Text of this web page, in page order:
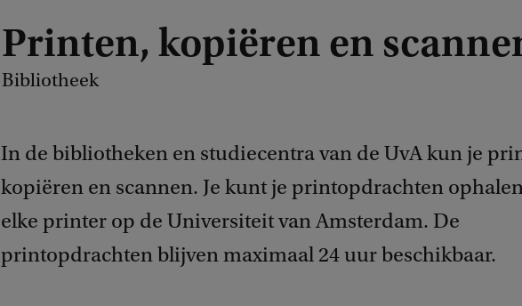
Printen, kopiëren en
Bibliotheek
In de bibliotheken en studiecentra van de UvA kun je
kopiëren en scannen. Je kunt je printopdrachten
elke printer op de Universiteit van Amsterdam. De
printopdrachten blijven maximaal 24 uur beschikbaar.